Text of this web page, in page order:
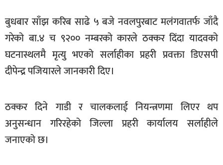
अन्तरबार्ता
अर्थ
खेलकुद
फोटो
/
भिडियो
बुधबार साँझ करिब साढे ५ बजे नवलपुरबाट मलंगवातर्फ जाँदै
गरेको बा.४ च ९२०० नम्बरको कारले ठक्कर दिंदा यादवको
घटनास्थलमै मृत्यु भएको सर्लाहीका प्रहरी प्रवक्ता डिएसपी
दीपेन्द्र पजियारले जानकारी दिए।
ठक्कर दिने गाडी र चालकलाई नियन्त्रणमा लिएर थप
अनुसन्धान गरिरहेको जिल्ला प्रहरी कार्यालय सर्लाहीले
जनाएको छ।